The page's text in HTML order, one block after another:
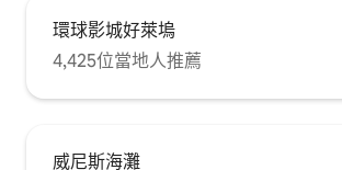
費的） ，沿著直達地鐵的山丘步行幾分鐘
後即可搭乘當地儀表演巴士。 然而，建議
在洛杉磯租車，因為這座城市非常大。 我
的許多客人也使用Uber ，方便您使用
孩的房客入住。
環球影城好萊塢
4,425位當地人推薦
威尼斯海灘